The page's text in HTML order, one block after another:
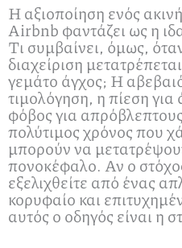
Η αξιοποίηση ενός
Airbnb φαντάζει ως η
Τι συμβαίνει, όμως,
διαχείριση
γεμάτο άγχος; Η
τιμολόγηση, η πίεση για
φόβος για
πολύτιμος χρόνος που
μπορούν να
πονοκέφαλο. Αν ο
εξελιχθείτε από ένας
κορυφαίο και
αυτός ο οδηγός είναι η